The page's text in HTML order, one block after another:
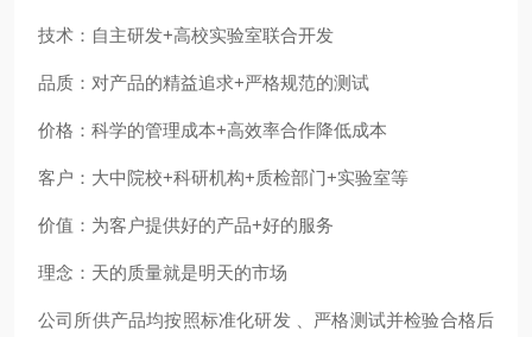
技术：自主研发+高校实验室联合开发
品质：对产品的精益追求+严格规范的测试
价格：科学的管理成本+高效率合作降低成本
客户：大中院校+科研机构+质检部门+实验室等
价值：为客户提供好的产品+好的服务
理念：天的质量就是明天的市场
公司所供产品均按照标准化研发 、严格测试并检验合格后